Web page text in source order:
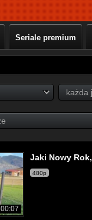
Seriale premium
00:07
Jaki Nowy
480p